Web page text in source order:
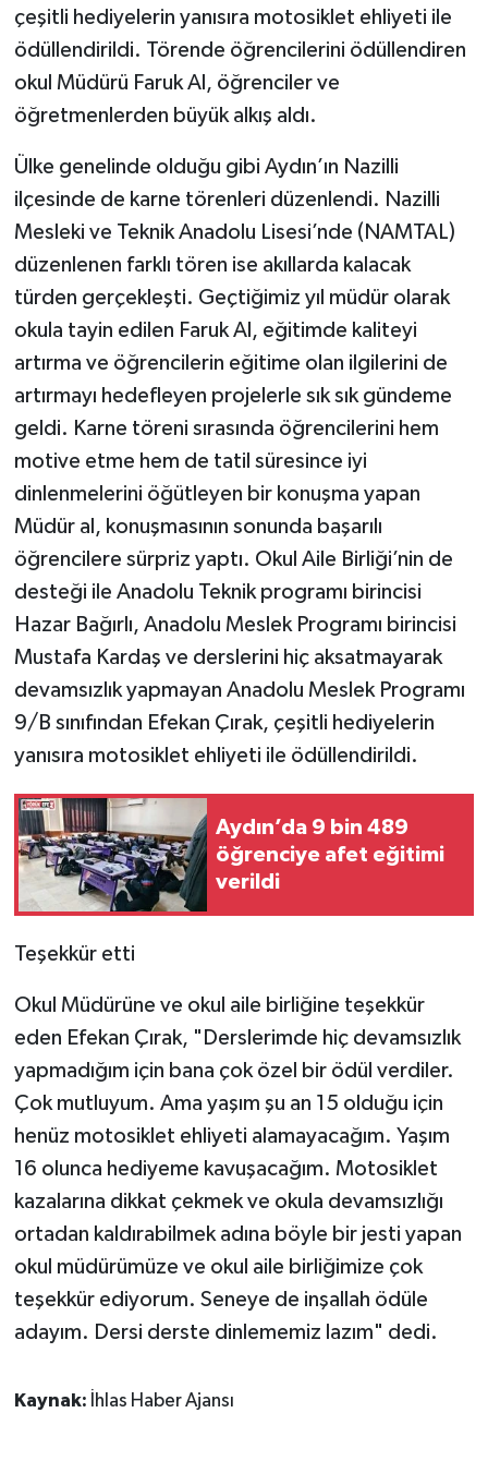
çeşitli hediyelerin yanısıra motosiklet ehliyeti ile
ödüllendirildi. Törende öğrencilerini ödüllendiren
okul Müdürü Faruk Al, öğrenciler ve
öğretmenlerden büyük alkış aldı.
Ülke genelinde olduğu gibi Aydın’ın Nazilli
ilçesinde de karne törenleri düzenlendi. Nazilli
Mesleki ve Teknik Anadolu Lisesi’nde (NAMTAL)
düzenlenen farklı tören ise akıllarda kalacak
türden gerçekleşti. Geçtiğimiz yıl müdür olarak
okula tayin edilen Faruk Al, eğitimde kaliteyi
artırma ve öğrencilerin eğitime olan ilgilerini de
artırmayı hedefleyen projelerle sık sık gündeme
geldi. Karne töreni sırasında öğrencilerini hem
motive etme hem de tatil süresince iyi
dinlenmelerini öğütleyen bir konuşma yapan
Müdür al, konuşmasının sonunda başarılı
öğrencilere sürpriz yaptı. Okul Aile Birliği’nin de
desteği ile Anadolu Teknik programı birincisi
Hazar Bağırlı, Anadolu Meslek Programı birincisi
Mustafa Kardaş ve derslerini hiç aksatmayarak
devamsızlık yapmayan Anadolu Meslek Programı
9/B sınıfından Efekan Çırak, çeşitli hediyelerin
yanısıra motosiklet ehliyeti ile ödüllendirildi.
Aydın’da 9 bin 489
öğrenciye afet eğitimi
verildi
Teşekkür etti
Okul Müdürüne ve okul aile birliğine teşekkür
eden Efekan Çırak, "Derslerimde hiç devamsızlık
yapmadığım için bana çok özel bir ödül verdiler.
Çok mutluyum. Ama yaşım şu an 15 olduğu için
henüz motosiklet ehliyeti alamayacağım. Yaşım
16 olunca hediyeme kavuşacağım. Motosiklet
kazalarına dikkat çekmek ve okula devamsızlığı
ortadan kaldırabilmek adına böyle bir jesti yapan
okul müdürümüze ve okul aile birliğimize çok
teşekkür ediyorum. Seneye de inşallah ödüle
adayım. Dersi derste dinlememiz lazım" dedi.
Kaynak: İhlas Haber Ajansı